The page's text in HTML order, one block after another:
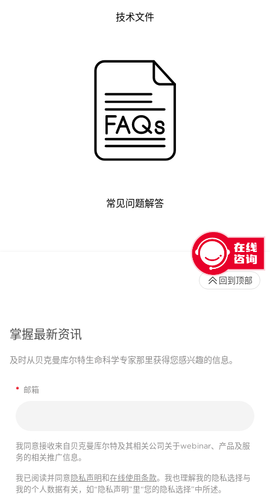
技术文件
常见问题解答
掌握最新资讯
及时从贝克曼库尔特生命科学专家那里获得您感兴趣的信息。
* 邮箱
我同意接收来自贝克曼库尔特及其相关公司关于webinar、产品及服
务的相关推广信息。
我已阅读并同意 隐私声明和在线使用条款。我也理解我的隐私选择与
我的个人数据有关，如“隐私声明”里“您的隐私选择”中所述。
回到顶部